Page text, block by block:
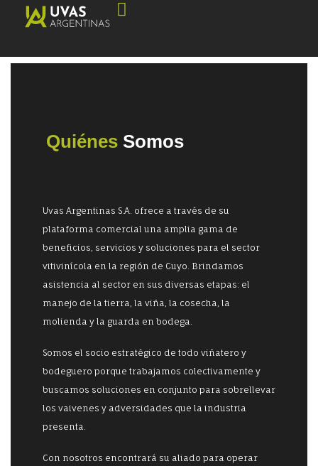
Quiénes Somos
Uvas Argentinas S.A. ofrece a través de su
plataforma comercial una amplia gama de
beneficios, servicios y soluciones para el sector
vitivinícola en la región de Cuyo. Brindamos
asistencia al sector en sus diversas etapas: el
manejo de la tierra, la viña, la cosecha, la
molienda y la guarda en bodega.
Somos el socio estratégico de todo viñatero y
bodeguero porque trabajamos colectivamente y
buscamos soluciones en conjunto para sobrellevar
los vaivenes y adversidades que la industria
presenta.
Con nosotros encontrará su aliado para operar